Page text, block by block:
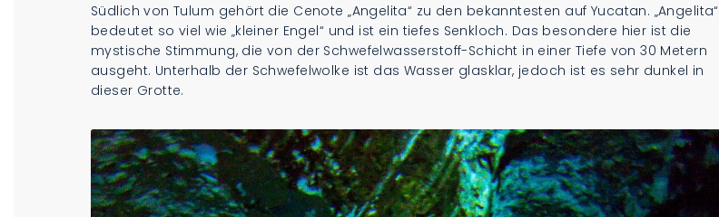
Südlich von Tulum gehört die Cenote „Angelita“ zu den bekanntesten auf Yucatan. „Angelita“
bedeutet so viel wie „kleiner Engel“ und ist ein tiefes Senkloch. Das besondere hier ist die
mystische Stimmung, die von der Schwefelwasserstoff-Schicht in einer Tiefe von 30 Metern
ausgeht. Unterhalb der Schwefelwolke ist das Wasser glasklar, jedoch ist es sehr dunkel in
dieser Grotte.